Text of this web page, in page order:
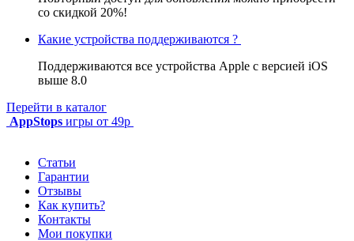
со скидкой 20%!
Какие устройства поддерживаются ?
Поддерживаются все устройства Apple с версией iOS
выше 8.0
Перейти в каталог
AppStops игры от 49р
Статьи
Гарантии
Отзывы
Как купить?
Контакты
Мои покупки